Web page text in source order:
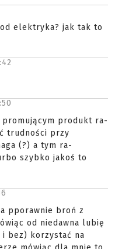
elektryka? jak tak to
produkt ra-
trudności przy
(?) a tym ra-
szybko jakoś to
pporawnie broń z
od niedawna lubię
i bez) korzystać na